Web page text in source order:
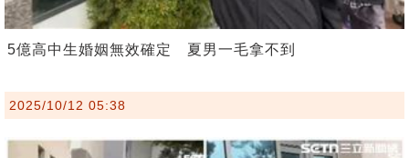
5億高中生婚姻無效確定 夏男一毛拿不到
2025/10/12 05:38